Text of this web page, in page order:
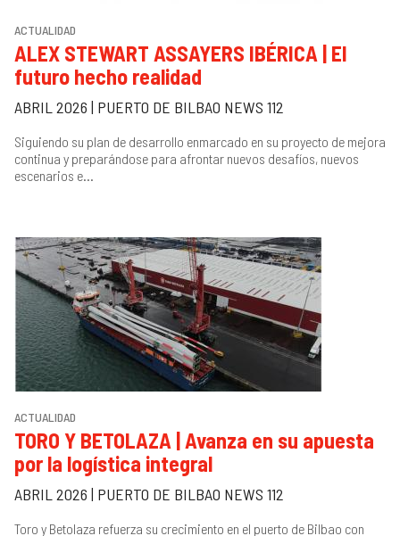
ACTUALIDAD
ALEX STEWART ASSAYERS IBÉRICA | El
futuro hecho realidad
ABRIL 2026 | PUERTO DE BILBAO NEWS 112
Siguiendo su plan de desarrollo enmarcado en su proyecto de mejora
continua y preparándose para afrontar nuevos desafíos, nuevos
escenarios e...
ACTUALIDAD
TORO Y BETOLAZA | Avanza en su apuesta
por la logística integral
ABRIL 2026 | PUERTO DE BILBAO NEWS 112
Toro y Betolaza refuerza su crecimiento en el puerto de Bilbao con